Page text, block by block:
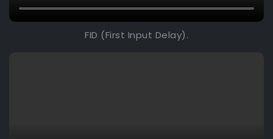
FID (First Input Delay).